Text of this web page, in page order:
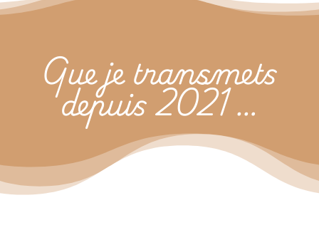
Que je transmets
depuis 2021 …